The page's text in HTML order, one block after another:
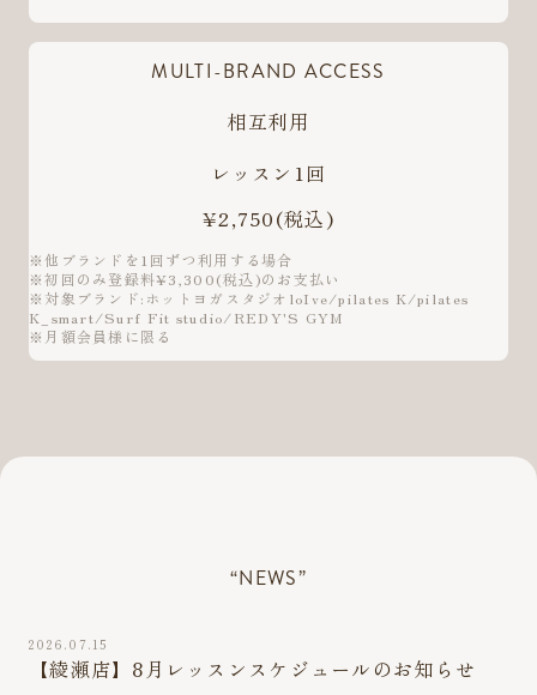
MULTI-BRAND ACCESS
相互利用
レッスン1回
¥2,750(税込)
※他ブランドを1回ずつ利用する場合
※初回のみ登録料¥3,300(税込)のお支払い
※対象ブランド:ホットヨガスタジオloIve/pilates K/pilates
K_smart/Surf Fit studio/REDY'S GYM
※月額会員様に限る
“NEWS”
2026.07.15
【綾瀬店】8月レッスンスケジュールのお知らせ